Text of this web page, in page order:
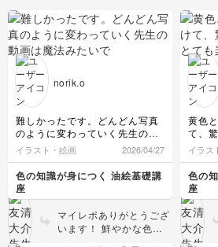
norik.o
難しかったです。どんどん写真
のように変わっていく先生の動
画は魔法みたいでした。もう少
し練習して他の色の絵も描きま
す！
イラスト・絵画 2026/04/27
色の知識が身につく 油絵基礎講
座
マイレポありがとうござ
います！ 鮮やかな色合
黄色
て、
ても
赤と
イラス
色の
座